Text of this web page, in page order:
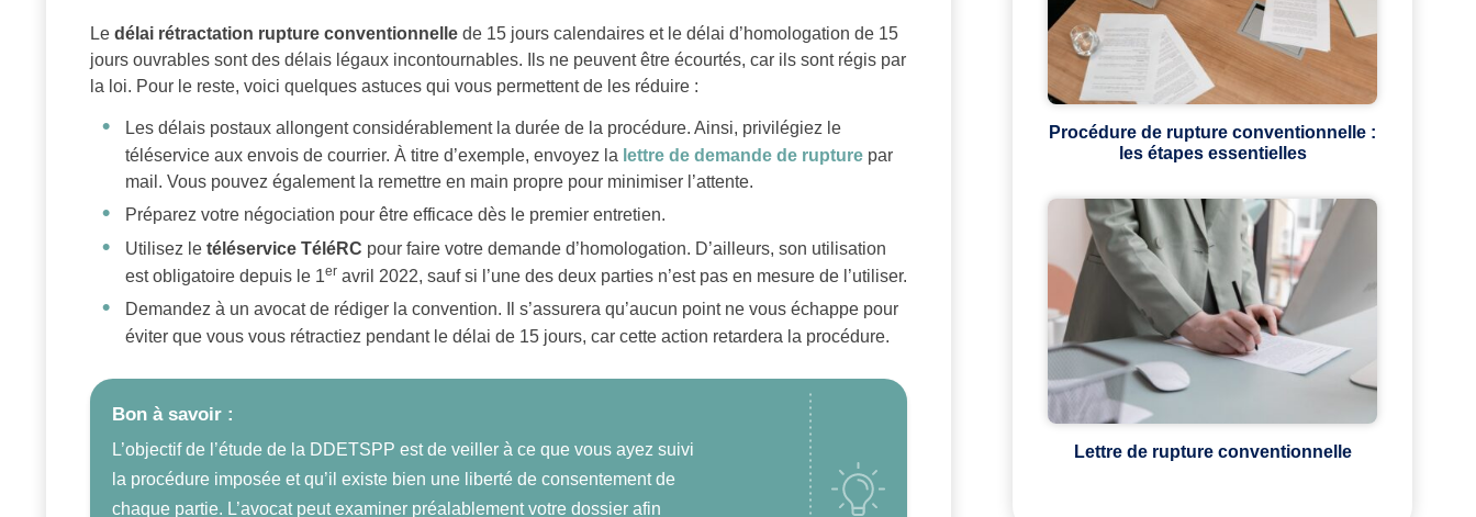
Le délai rétractation rupture conventionnelle de 15 jours calendaires et le délai d’homologation de 15
jours ouvrables sont des délais légaux incontournables. Ils ne peuvent être écourtés, car ils sont régis par
la loi. Pour le reste, voici quelques astuces qui vous permettent de les réduire :
Les délais postaux allongent considérablement la durée de la procédure. Ainsi, privilégiez le
téléservice aux envois de courrier. À titre d’exemple, envoyez la lettre de demande de rupture par
mail. Vous pouvez également la remettre en main propre pour minimiser l’attente.
Préparez votre négociation pour être efficace dès le premier entretien.
Utilisez le téléservice TéléRC pour faire votre demande d’homologation. D’ailleurs, son utilisation
est obligatoire depuis le 1er avril 2022, sauf si l’une des deux parties n’est pas en mesure de l’utiliser.
Demandez à un avocat de rédiger la convention. Il s’assurera qu’aucun point ne vous échappe pour
éviter que vous vous rétractiez pendant le délai de 15 jours, car cette action retardera la procédure.
Bon à savoir :
L’objectif de l’étude de la DDETSPP est de veiller à ce que vous ayez suivi
la procédure imposée et qu’il existe bien une liberté de consentement de
chaque partie. L’avocat peut examiner préalablement votre dossier afin
Procédure de rupture conventionnelle :
les étapes essentielles
Lettre de rupture conventionnelle